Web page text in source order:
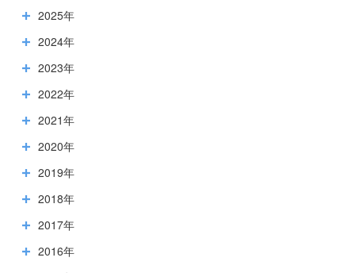
2025年
2024年
2023年
2022年
2021年
2020年
2019年
2018年
2017年
2016年